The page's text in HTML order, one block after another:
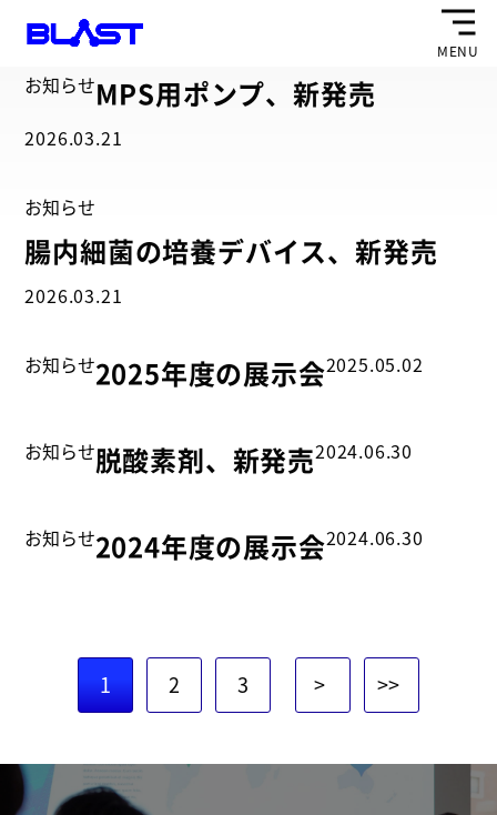
MENU
お知らせMPS用ポンプ、新発売
2026.03.21
お知らせ
腸内細菌の培養デバイス、新発売
2026.03.21
お知らせ2025年度の展示会2025.05.02
お知らせ脱酸素剤、新発売2024.06.30
お知らせ2024年度の展示会2024.06.30
1 2 3 > >>